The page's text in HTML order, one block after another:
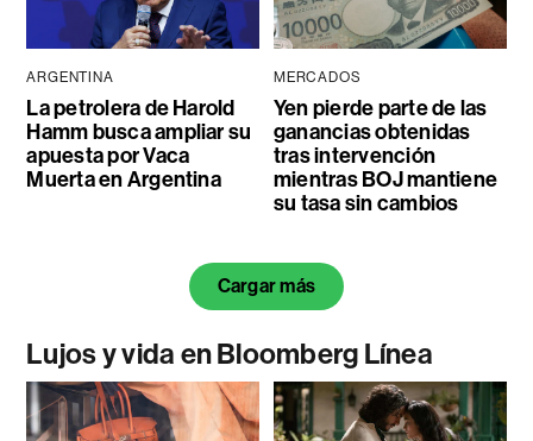
ARGENTINA
La petrolera de Harold
Hamm busca ampliar su
apuesta por Vaca
Muerta en Argentina
MERCADOS
Yen pierde parte de las
ganancias obtenidas
tras intervención
mientras BOJ mantiene
su tasa sin cambios
Cargar más
Lujos y vida en Bloomberg Línea